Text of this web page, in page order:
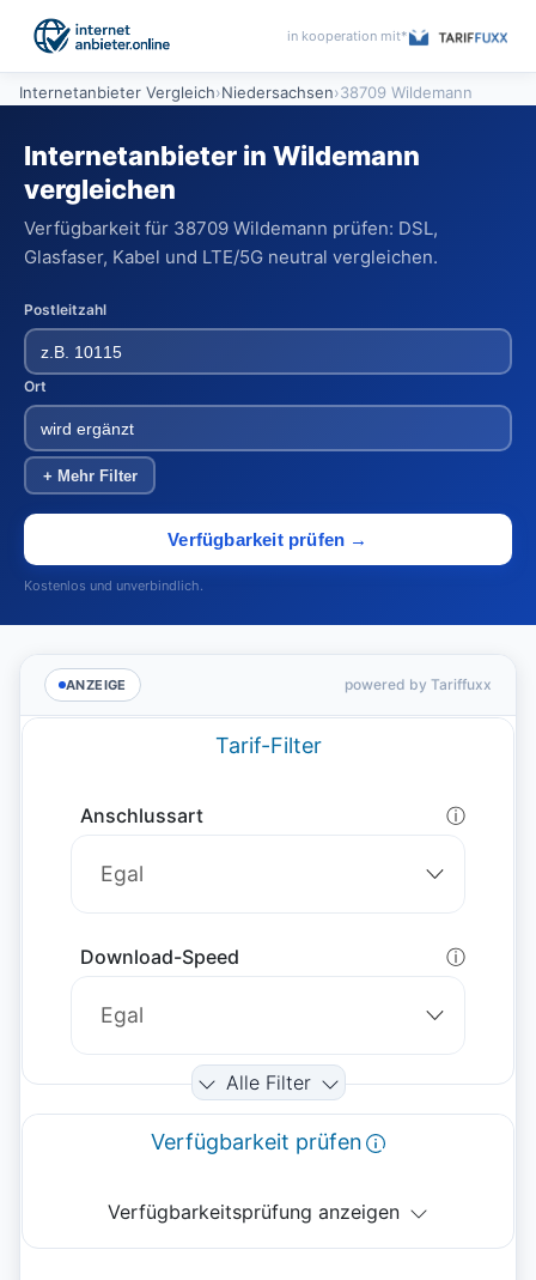
in kooperation mit*
Internetanbieter Vergleich›Niedersachsen›38709 Wildemann
Internetanbieter in Wildemann
vergleichen
Verfügbarkeit für 38709 Wildemann prüfen: DSL,
Glasfaser, Kabel und LTE/5G neutral vergleichen.
Postleitzahl
Ort
+ Mehr Filter
Verfügbarkeit prüfen →
Kostenlos und unverbindlich.
ANZEIGE powered by Tariffuxx